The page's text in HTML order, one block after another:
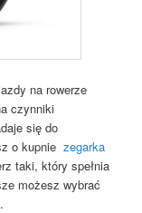
na rowerze
czynniki
się do
o kupniezegarka
taki, który spełnia
możesz wybrać